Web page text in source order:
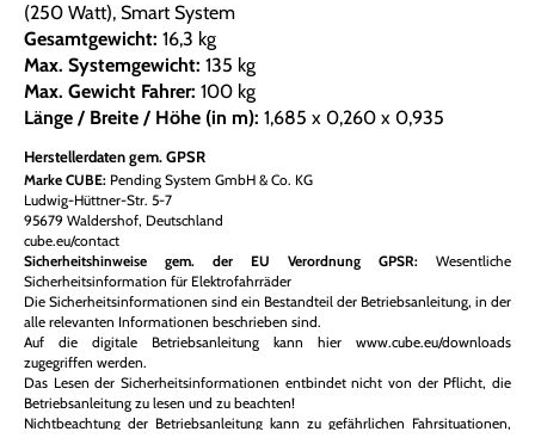
(250 Watt), Smart System
Gesamtgewicht: 16,3 kg
Max. Systemgewicht: 135 kg
Max. Gewicht Fahrer: 100 kg
Länge / Breite / Höhe (in m): 1,685 x 0,260 x 0,935
Herstellerdaten gem. GPSR
Marke CUBE: Pending System GmbH & Co. KG
Ludwig-Hüttner-Str. 5-7
95679 Waldershof, Deutschland
cube.eu/contact
Sicherheitshinweise gem. der EU Verordnung GPSR: Wesentliche
Sicherheitsinformation für Elektrofahrräder
Die Sicherheitsinformationen sind ein Bestandteil der Betriebsanleitung, in der
alle relevanten Informationen beschrieben sind.
Auf die digitale Betriebsanleitung kann hier www.cube.eu/downloads
zugegriffen werden.
Das Lesen der Sicherheitsinformationen entbindet nicht von der Pflicht, die
Betriebsanleitung zu lesen und zu beachten!
Nichtbeachtung der Betriebsanleitung kann zu gefährlichen Fahrsituationen,